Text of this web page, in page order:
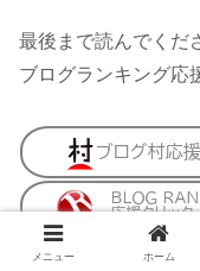
最後まで読んでくだ
ブログランキング応
メニュー ホーム